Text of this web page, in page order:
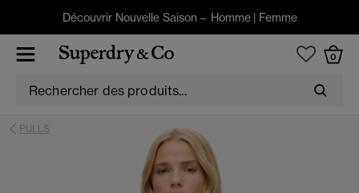
Découvrir Nouvelle Saison – Homme| Femme
0
PULLS